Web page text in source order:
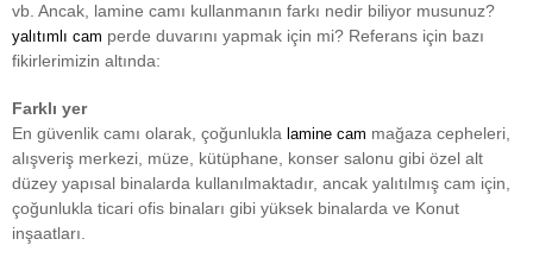
vb. Ancak, lamine camı kullanmanın farkı nedir biliyor musunuz?
yalıtımlı cam perde duvarını yapmak için mi? Referans için bazı
fikirlerimizin altında:
Farklı yer
En güvenlik camı olarak, çoğunlukla lamine cam mağaza cepheleri,
alışveriş merkezi, müze, kütüphane, konser salonu gibi özel alt
düzey yapısal binalarda kullanılmaktadır, ancak yalıtılmış cam için,
çoğunlukla ticari ofis binaları gibi yüksek binalarda ve Konut
inşaatları.